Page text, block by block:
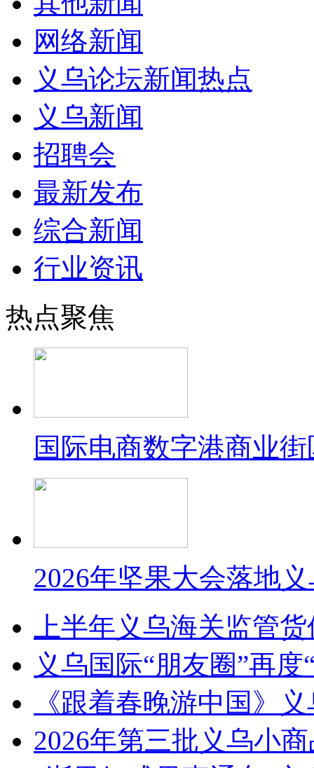
网络新闻
义乌论坛新闻热点
义乌新闻
招聘会
最新发布
综合新闻
行业资讯
热点聚焦
国际电商数字港商业
2026年坚果大会落地
上半年义乌海关监管
义乌国际“朋友圈”再度
《跟着春晚游中国》
2026年第三批义乌小